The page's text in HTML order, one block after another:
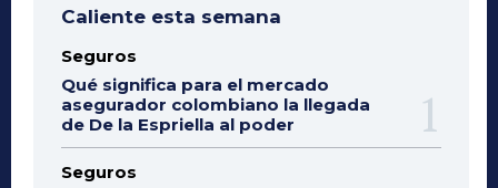
Caliente esta semana
Seguros
Qué significa para el mercado
asegurador colombiano la llegada
de De la Espriella al poder
Seguros